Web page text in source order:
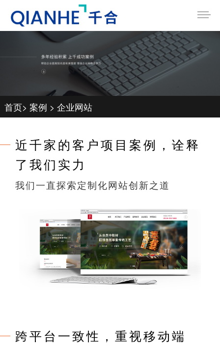
首页> 案例 > 企业网站
近千家的客户项目案例，诠释
了我们实力
我们一直探索定制化网站创新之道
跨平台一致性，重视移动端